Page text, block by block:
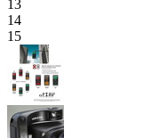
13
14
15